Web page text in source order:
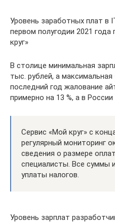
Уровень заработных плат в
первом полугодии 2021
круг»
В столице минимальная
тыс. рублей, а
последний год жалование
примерно на 13 %, а в России
Сервис «Мой круг» с
регулярный мониторинг
сведения о размере
специалисты. Все суммы
уплаты налогов.
Уровень зарплат